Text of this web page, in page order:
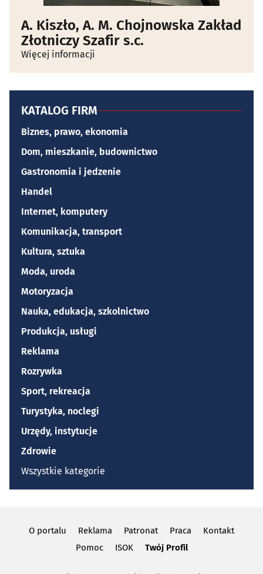
A. Kiszło, A. M. Chojnowska Zakład
Złotniczy Szafir s.c.
Więcej informacji
KATALOG FIRM
Biznes, prawo, ekonomia
Dom, mieszkanie, budownictwo
Gastronomia i jedzenie
Handel
Internet, komputery
Komunikacja, transport
Kultura, sztuka
Moda, uroda
Motoryzacja
Nauka, edukacja, szkolnictwo
Produkcja, usługi
Reklama
Rozrywka
Sport, rekreacja
Turystyka, noclegi
Urzędy, instytucje
Zdrowie
Wszystkie kategorie
O portalu Reklama Patronat Praca
Kontakt
Pomoc
ISOK Twój Profil